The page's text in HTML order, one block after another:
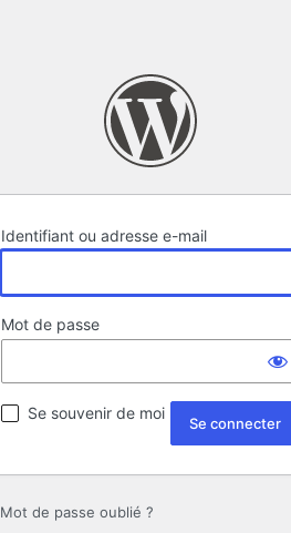
Identifiant ou adresse e-mail
Mot de passe
Se souvenir de moi
Mot de passe oublié ?